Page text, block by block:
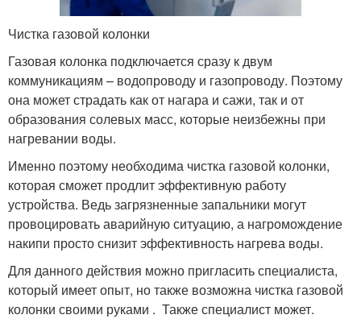
Чистка газовой колонки
Газовая колонка подключается сразу к двум
коммуникациям – водопроводу и газопроводу. Поэтому
она может страдать как от нагара и сажи, так и от
образования солевых масс, которые неизбежны при
нагревании воды.
Именно поэтому необходима чистка газовой колонки,
которая сможет продлит эффективную работу
устройства. Ведь загрязненные запальники могут
провоцировать аварийную ситуацию, а нагромождение
накипи просто снизит эффективность нагрева воды.
Для данного действия можно пригласить специалиста,
который имеет опыт, но также возможна чистка газовой
колонки своими руками . Также специалист может.